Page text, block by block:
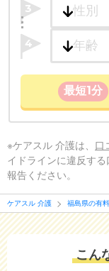
3
4
最短1分
※ケアスル 介護は、 口
イドラインに違反す
報告ください。
ケアスル 介護 福島県の有
こん